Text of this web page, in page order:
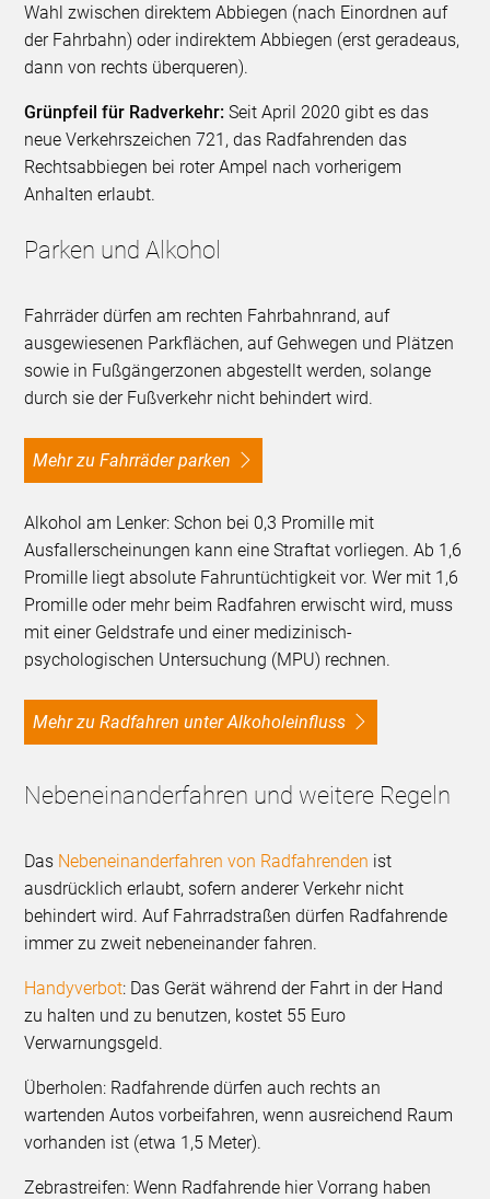
Wahl zwischen direktem Abbiegen (nach Einordnen auf
der Fahrbahn) oder indirektem Abbiegen (erst geradeaus,
dann von rechts überqueren).
Grünpfeil für Radverkehr:Seit April 2020 gibt es das
neue Verkehrszeichen 721, das Radfahrenden das
Rechtsabbiegen bei roter Ampel nach vorherigem
Anhalten erlaubt.
Parken und Alkohol
Fahrräder dürfen am rechten Fahrbahnrand, auf
ausgewiesenen Parkflächen, auf Gehwegen und Plätzen
sowie in Fußgängerzonen abgestellt werden, solange
durch sie der Fußverkehr nicht behindert wird.
Mehr zu Fahrräder parken
Alkohol am Lenker: Schon bei 0,3 Promille mit
Ausfallerscheinungen kann eine Straftat vorliegen. Ab 1,6
Promille liegt absolute Fahruntüchtigkeit vor. Wer mit 1,6
Promille oder mehr beim Radfahren erwischt wird, muss
mit einer Geldstrafe und einer medizinisch-
psychologischen Untersuchung (MPU) rechnen.
Mehr zu Radfahren unter Alkoholeinfluss
Nebeneinanderfahren und weitere Regeln
Das Nebeneinanderfahren von Radfahrenden ist
ausdrücklich erlaubt, sofern anderer Verkehr nicht
behindert wird. Auf Fahrradstraßen dürfen Radfahrende
immer zu zweit nebeneinander fahren.
Handyverbot: Das Gerät während der Fahrt in der Hand
zu halten und zu benutzen, kostet 55 Euro
Verwarnungsgeld.
Überholen: Radfahrende dürfen auch rechts an
wartenden Autos vorbeifahren, wenn ausreichend Raum
vorhanden ist (etwa 1,5 Meter).
Zebrastreifen: Wenn Radfahrende hier Vorrang haben